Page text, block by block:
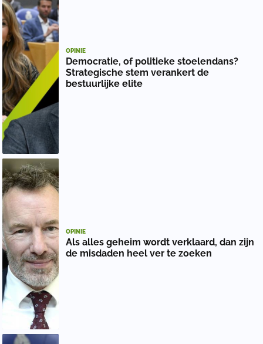
OPINIE
Democratie, of politieke stoelendans?
Strategische stem verankert de
bestuurlijke elite
OPINIE
Als alles geheim wordt verklaard, dan zijn
de misdaden heel ver te zoeken